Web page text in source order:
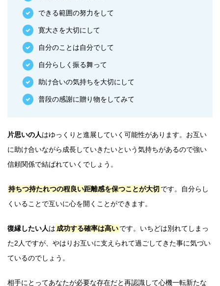
できる範囲の努力をして
寛大さを大切にして
自分のことは自分でして
自分らしく振る舞って
助け合いの気持ちを大切にして
普段の感謝に贈り物をしてみて
片思いの人はゆっくりと進展していく可能性があります。お互い
に助け合いながら成長していきたいという気持ちがあるので強い
信頼関係で結ばれていくでしょう。
持ちつ持たれつの程良い距離感を保つことが大切 です。自分らし
くいることで互いに心を開くことができます。
復縁したい人は 成功する確率は高いです。いちどは別れてしまっ
た2人ですが、やはりお互いに支えられて過ごしてきた事に気づい
ているのでしょう。
相手にとってあなたが必要な存在だと再認識して心機一転新たな